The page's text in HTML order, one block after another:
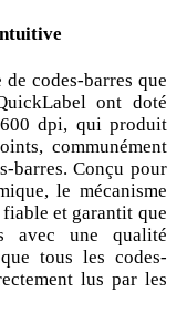
codes-barres que
ont doté
600 dpi, qui produit
communément
barres. Conçu pour
le mécanisme
et garantit que
avec une qualité
tous les codes-
lus par les